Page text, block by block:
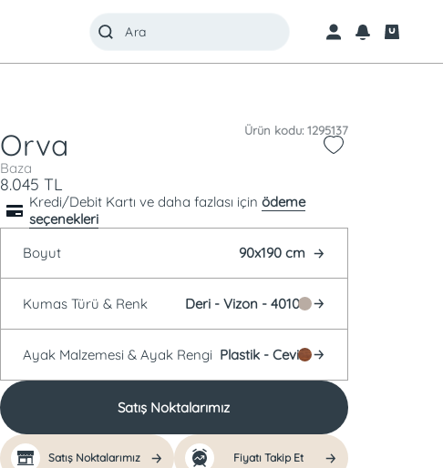
Ürün kodu: 1295137
Orva
Baza
8.045 TL
Kredi/Debit Kartı ve daha fazlası için ödeme
seçenekleri
Boyut
90x190 cm
Kumas Türü & Renk Deri - Vizon - 40101
Ayak Malzemesi & Ayak Rengi Plastik - Ceviz
Satış Noktalarımız
Satış Noktalarımız Fiyatı Takip Et